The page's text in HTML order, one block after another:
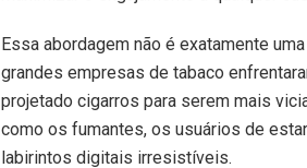
Essa abordagem não é exatamente
grandes empresas de tabaco
projetado cigarros para serem mais
como os fumantes, os usuários de
labirintos digitais irresistíveis.